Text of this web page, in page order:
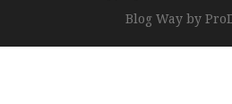
Blog Way by